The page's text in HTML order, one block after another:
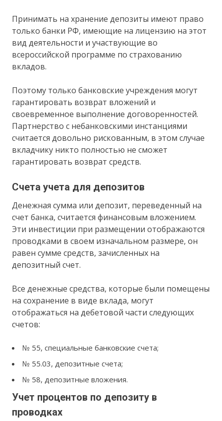
Принимать на хранение депозиты имеют право
только банки РФ, имеющие на лицензию на этот
вид деятельности и участвующие во
всероссийской программе по страхованию
вкладов.
Поэтому только банковские учреждения могут
гарантировать возврат вложений и
своевременное выполнение договоренностей.
Партнерство с небанковскими инстанциями
считается довольно рискованным, в этом случае
вкладчику никто полностью не сможет
гарантировать возврат средств.
Счета учета для депозитов
Денежная сумма или депозит, переведенный на
счет банка, считается финансовым вложением.
Эти инвестиции при размещении отображаются
проводками в своем изначальном размере, он
равен сумме средств, зачисленных на
депозитный счет.
Все денежные средства, которые были помещены
на сохранение в виде вклада, могут
отображаться на дебетовой части следующих
счетов:
№ 55, специальные банковские счета;
№ 55.03, депозитные счета;
№ 58, депозитные вложения.
Учет процентов по депозиту в
проводках